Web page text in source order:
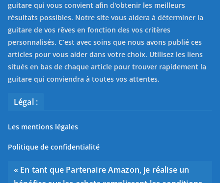
guitare qui vous convient afin d'obtenir les meilleurs
résultats possibles. Notre site vous aidera à déterminer la
guitare de vos rêves en fonction des vos critères
personnalisés. C’est avec soins que nous avons publié ces
articles pour vous aider dans votre choix. Utilisez les liens
situés en bas de chaque article pour trouver rapidement la
guitare qui conviendra à toutes vos attentes.
Légal :
Les mentions légales
Politique de confidentialité
« En tant que Partenaire Amazon, je réalise un